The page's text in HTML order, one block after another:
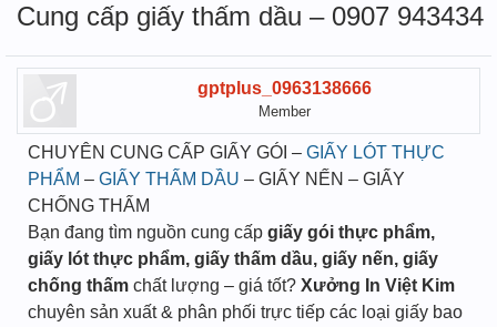
Cung cấp giấy thấm dầu – 0907 943434
gptplus_0963138666
Member
CHUYÊN CUNG CẤP GIẤY GÓI – GIẤY LÓT THỰC
PHẨM – GIẤY THẤM DẦU – GIẤY NẾN – GIẤY
CHỐNG THẤM
Bạn đang tìm nguồn cung cấp giấy gói thực phẩm,
giấy lót thực phẩm, giấy thấm dầu, giấy nến, giấy
chống thấm chất lượng – giá tốt? Xưởng In Việt Kim
chuyên sản xuất & phân phối trực tiếp các loại giấy bao